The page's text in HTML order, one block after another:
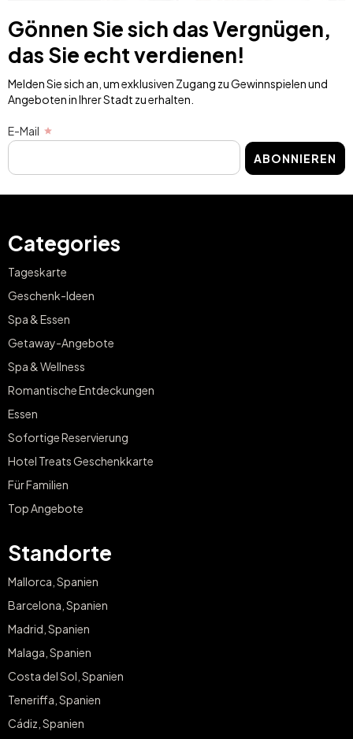
Gönnen Sie sich das Vergnügen,
das Sie echt verdienen!
Melden Sie sich an, um exklusiven Zugang zu Gewinnspielen und
Angeboten in Ihrer Stadt zu erhalten.
E-Mail
ABONNIEREN
Categories
Tageskarte
Geschenk-Ideen
Spa & Essen
Getaway-Angebote
Spa & Wellness
Romantische Entdeckungen
Essen
Sofortige Reservierung
Hotel Treats Geschenkkarte
Für Familien
Top Angebote
Standorte
Mallorca, Spanien
Barcelona, Spanien
Madrid, Spanien
Malaga, Spanien
Costa del Sol, Spanien
Teneriffa, Spanien
Cádiz, Spanien